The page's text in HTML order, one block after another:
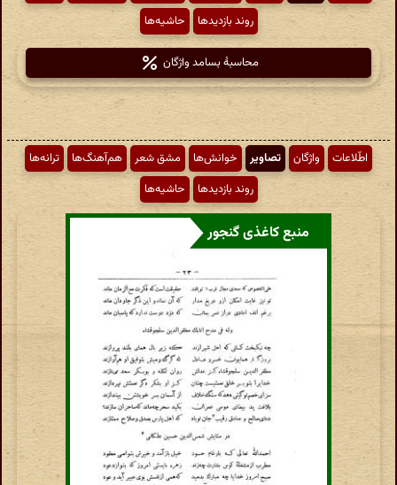
روند بازدیدها
حاشیه‌ها
محاسبهٔ بسامد واژگان
اطّلاعات واژگان تصاویر خوانش‌ها مشق شعر هم‌آهنگ‌ها
ترانه‌ها
روند بازدیدها
حاشیه‌ها
منبع کاغذی گنجور